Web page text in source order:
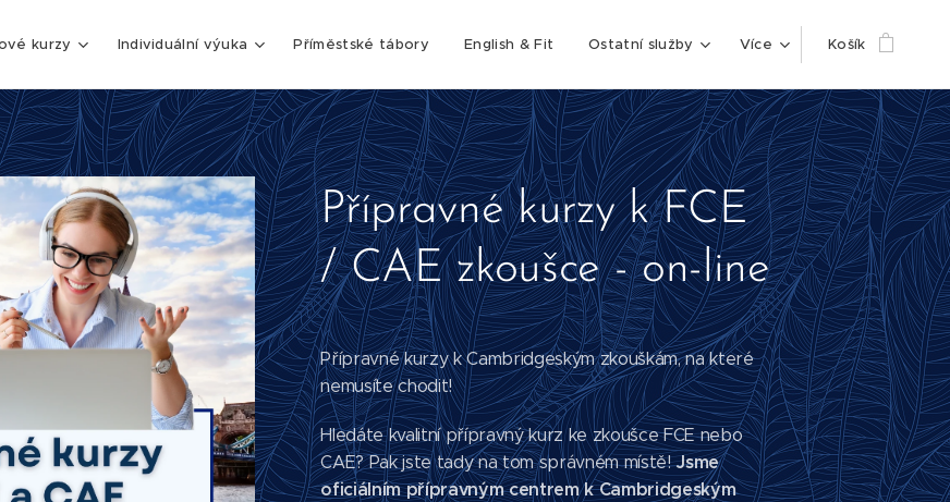
kurzy Individuální výuka Příměstské tábory English & Fit Ostatní služby Více Košík
Přípravné kurzy k FCE
/ CAE zkoušce - on-line
Přípravné kurzy k Cambridgeským zkouškám, na které
nemusíte chodit!
Hledáte kvalitní přípravný kurz ke zkoušce FCE nebo
CAE? Pak jste tady na tom správném místě!Jsme
oficiálním přípravným centrem k Cambridgeským